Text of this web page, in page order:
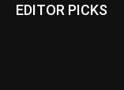
EDITOR PICKS